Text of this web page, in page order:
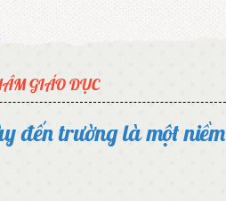
GIÁO DỤC
đến trường là một niềm